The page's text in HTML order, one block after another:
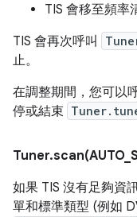
TIS 會移至頻率
TIS 會再次呼叫
止。
在調整期間，您可以
停或結束
Tuner.scan(AUTO
如果 TIS 沒有足夠資
單和標準類型 (例如